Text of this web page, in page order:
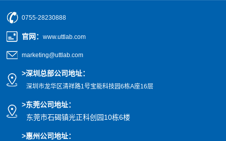
0755-28230888
官网 ：www.uttlab.com
marketing@uttlab.com
>深圳总部公司地址：
深圳市龙华区清祥路1号宝能科技园6栋A座16层
>东莞公司地址：
东莞市石碣镇光正科创园10栋6楼
>惠州公司地址：